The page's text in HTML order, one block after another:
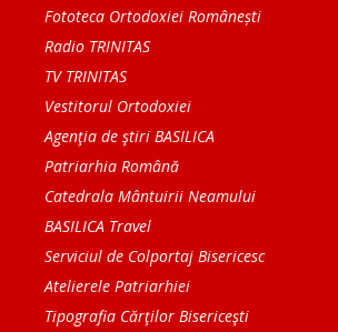
Fototeca Ortodoxiei Românești
Radio TRINITAS
TV TRINITAS
Vestitorul Ortodoxiei
Agenţia de ştiri BASILICA
Patriarhia Română
Catedrala Mântuirii Neamului
BASILICA Travel
Serviciul de Colportaj Bisericesc
Atelierele Patriarhiei
Tipografia Cărţilor Bisericeşti